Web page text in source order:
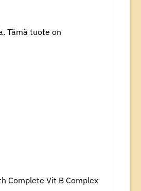
Tämä tuote on
Complete Vit B Complex